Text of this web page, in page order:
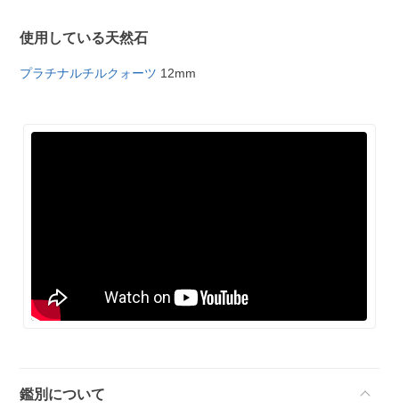
使用している天然石
プラチナルチルクォーツ 12mm
鑑別について